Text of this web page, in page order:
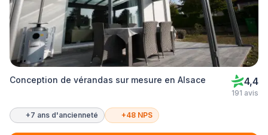
Conception de vérandas sur mesure en Alsace 4,4
191 avis
+7 ans d'ancienneté +48 NPS